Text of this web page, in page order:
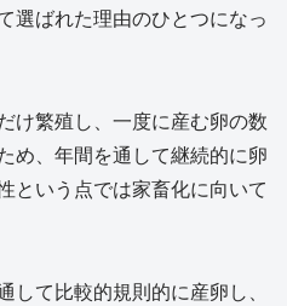
選ばれた理由のひとつになっ
け繁殖し、一度に産む卵の数
め、年間を通して継続的に卵
という点では家畜化に向いて
て比較的規則的に産卵し、